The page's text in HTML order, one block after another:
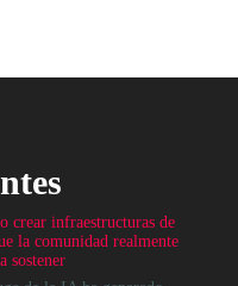
crear infraestructuras de
la comunidad realmente
sostener